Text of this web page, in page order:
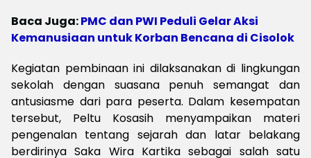
Baca Juga:PMC dan PWI Peduli Gelar Aksi
Kemanusiaan untuk Korban Bencana di Cisolok
Kegiatan pembinaan ini dilaksanakan di lingkungan
sekolah dengan suasana penuh semangat dan
antusiasme dari para peserta. Dalam kesempatan
tersebut, Peltu Kosasih menyampaikan materi
pengenalan tentang sejarah dan latar belakang
berdirinya Saka Wira Kartika sebagai salah satu